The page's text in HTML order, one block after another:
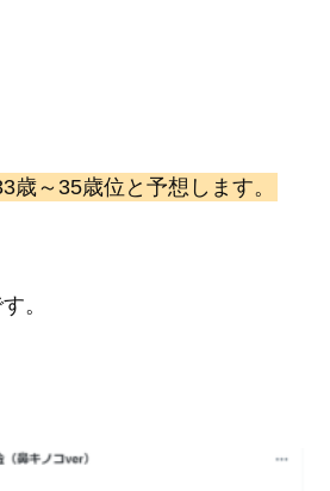
歳～35歳位と予想します。
。